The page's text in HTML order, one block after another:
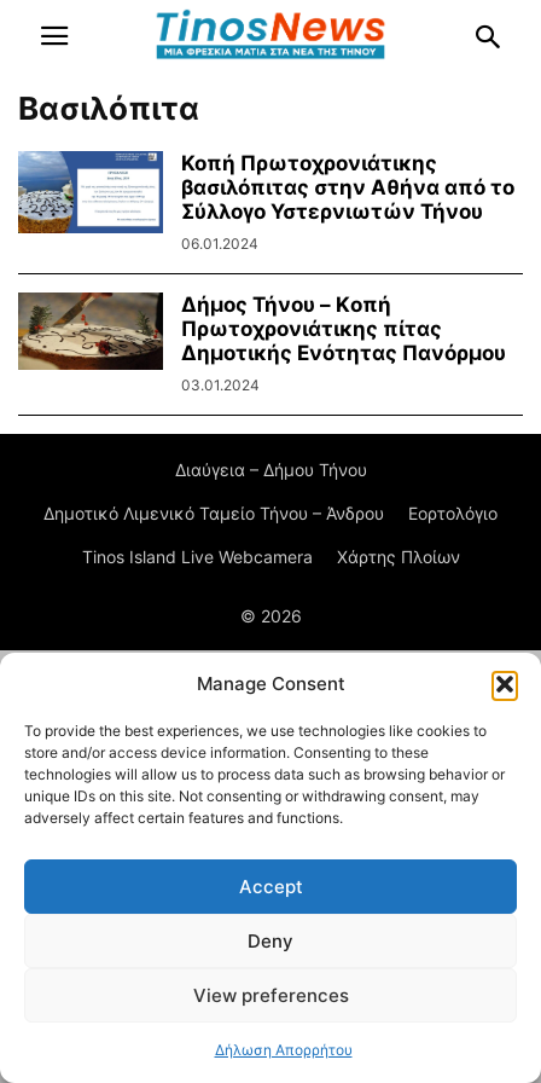
Manage Consent
To provide the best experiences, we use technologies like cookies to
store and/or access device information. Consenting to these
technologies will allow us to process data such as browsing behavior or
unique IDs on this site. Not consenting or withdrawing consent, may
adversely affect certain features and functions.
Accept
Deny
View preferences
Δήλωση Απορρήτου
Βασιλόπιτα
Κοπή Πρωτοχρονιάτικης
βασιλόπιτας στην Αθήνα από το
Σύλλογο Υστερνιωτών Τήνου
06.01.2024
Δήμος Τήνου – Kοπή
Πρωτοχρονιάτικης πίτας
Δημοτικής Ενότητας Πανόρμου
03.01.2024
Διαύγεια – Δήμου Τήνου
Δημοτικό Λιμενικό Ταμείο Τήνου – Άνδρου Εορτολόγιο
Tinos Island Live Webcamera Χάρτης Πλοίων
© 2026